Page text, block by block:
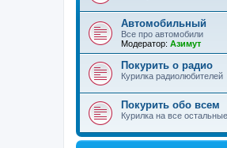
Автомобильный
Все про автомобили
Модератор: Азимут
Покурить о радио
Курилка радиолюбителей
Покурить обо всем
Курилка на все